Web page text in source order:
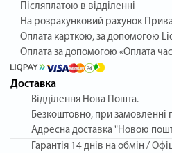
Післяплатою в відділенні
На розрахунковий рахунок
Оплата карткою, за допомогою
Оплата за допомогою «Оплата
Доставка
Відділення Нова Пошта.
Безкоштовно, при замовленні
Адресна доставка "Новою
Гарантія 14 днів на обмін /